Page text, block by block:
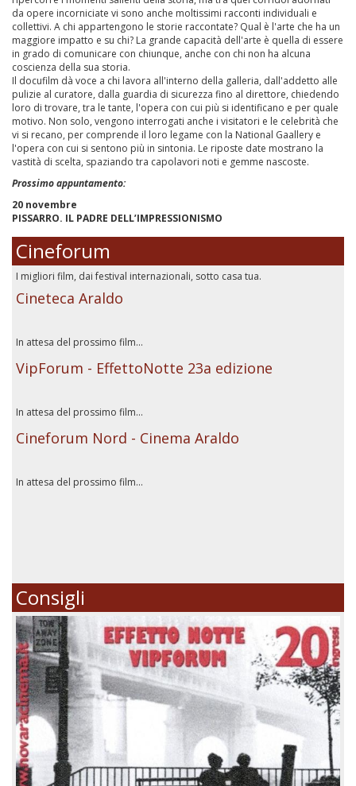
da opere incorniciate vi sono anche moltissimi racconti individuali e
collettivi. A chi appartengono le storie raccontate? Qual è l'arte che ha un
maggiore impatto e su chi? La grande capacità dell'arte è quella di essere
in grado di comunicare con chiunque, anche con chi non ha alcuna
coscienza della sua storia.
Il docufilm dà voce a chi lavora all'interno della galleria, dall'addetto alle
pulizie al curatore, dalla guardia di sicurezza fino al direttore, chiedendo
loro di trovare, tra le tante, l'opera con cui più si identificano e per quale
motivo. Non solo, vengono interrogati anche i visitatori e le celebrità che
vi si recano, per comprende il loro legame con la National Gaallery e
l'opera con cui si sentono più in sintonia. Le riposte date mostrano la
vastità di scelta, spaziando tra capolavori noti e gemme nascoste.
Prossimo appuntamento:
20 novembre
PISSARRO. IL PADRE DELL’IMPRESSIONISMO
Cineforum
I migliori film, dai festival internazionali, sotto casa tua.
Cineteca Araldo
In attesa del prossimo film...
VipForum - EffettoNotte 23a edizione
In attesa del prossimo film...
Cineforum Nord - Cinema Araldo
In attesa del prossimo film...
Consigli